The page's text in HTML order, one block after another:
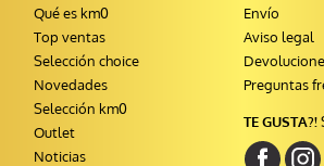
Qué es km0
Top ventas
Selección choice
Novedades
Selección km0
Outlet
Noticias
Envío
Aviso legal
Preguntas
TE GUSTA?!